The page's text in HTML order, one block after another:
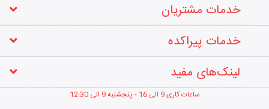
خدمات مشتریان
خدمات پیراکده
لینک‌های مفید
ساعات کاری 9 الی 16 - پنجشنبه 9 الی 12 :30